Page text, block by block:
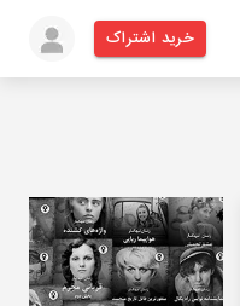
خرید اشتراک